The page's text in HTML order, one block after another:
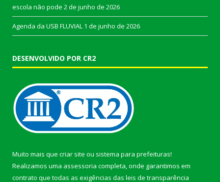
escola não pode 2 de junho de 2026
Agenda da USB FLUVIAL 1 de junho de 2026
DESENVOLVIDO POR CR2
Muito mais que criar site ou sistema para prefeituras!
Realizamos uma assessoria completa, onde garantimos em
contrato que todas as exigências das leis de transparência